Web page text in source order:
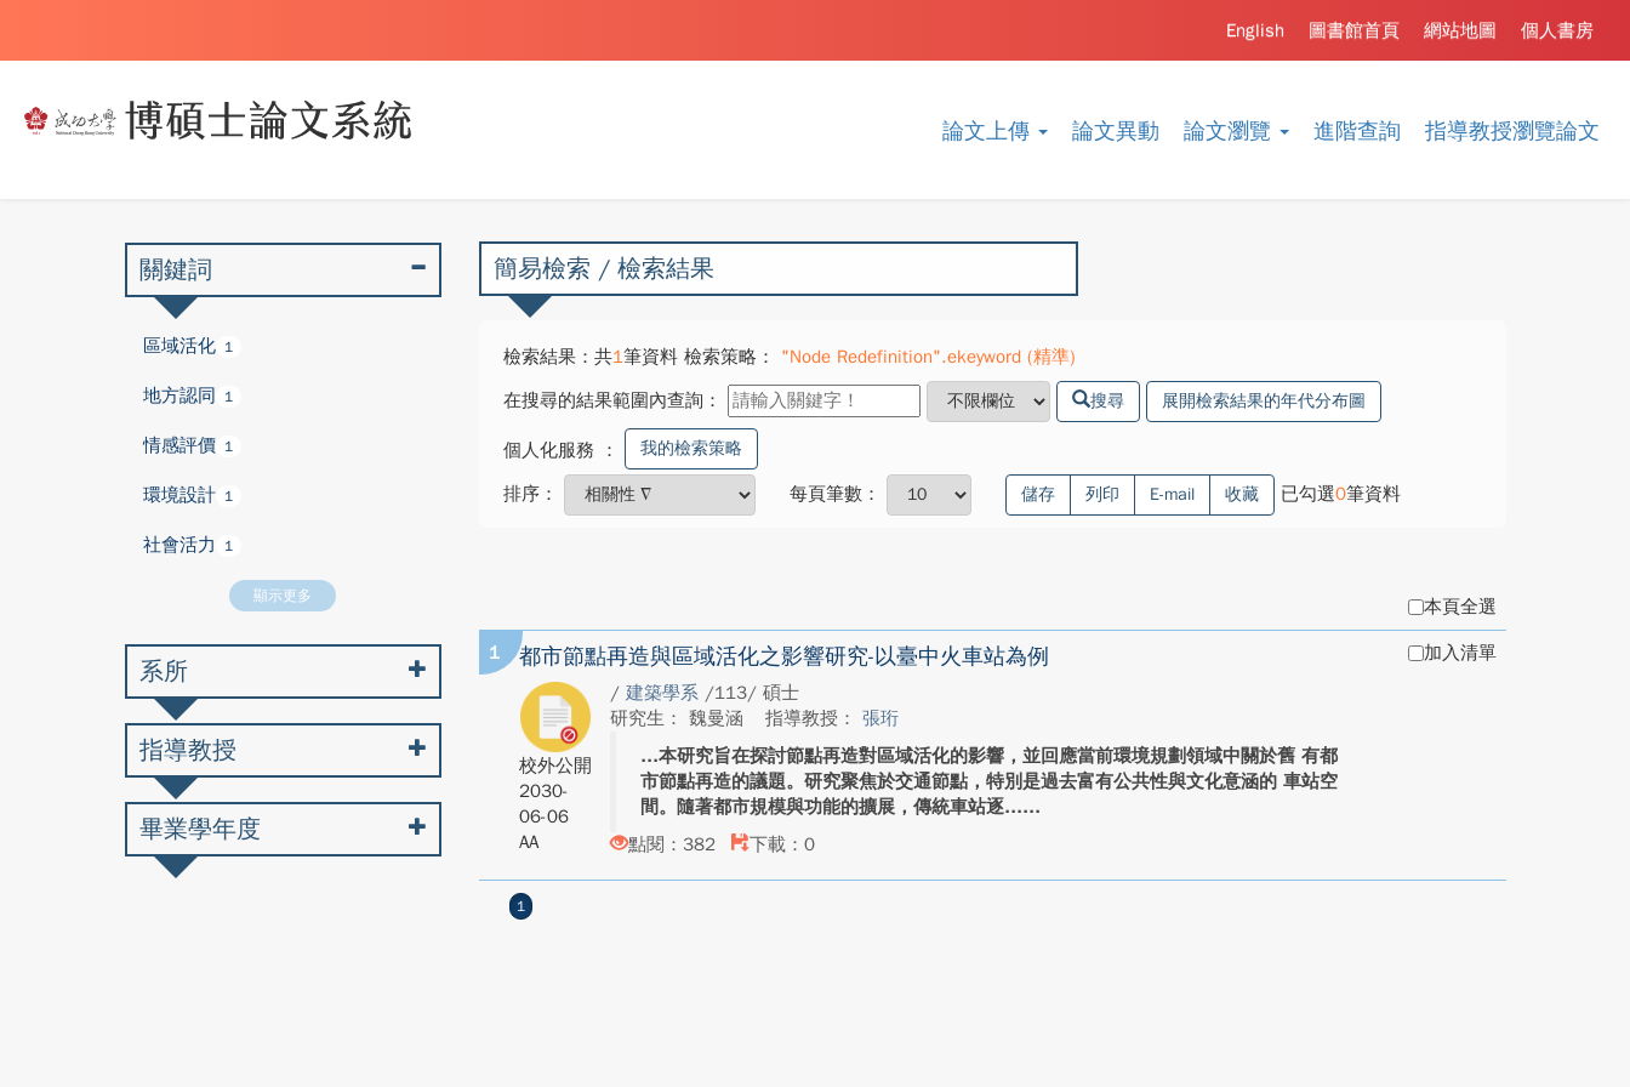
論文上傳 論文異動 論文瀏覽 進階查詢 指導教授瀏覽論文
個人書房
網站地圖
圖書館首頁
English
簡易檢索 / 檢索結果
檢索結果：共1筆資料 檢索策略：
"Node Redefinition".ekeyword (精準)
在搜尋的結果範圍內查詢：
搜尋 展開檢索結果的年代分布圖
個人化服務 ： 我的檢索策略
排序： 每頁筆數： 儲存 列印 E-mail 收藏 已勾選0筆資料
本頁全選
1 都市節點再造與區域活化之影響研究-以臺中火車站為例
校外公開
2030-
06-06
AA
/ 建築學系 /113/ 碩士
研究生： 魏曼涵
指導教授： 張珩
本研究旨在探討節點再造對區域活化的影響，並回應當前環境規劃領域中關於舊 有都
市節點再造的議題。研究聚焦於交通節點，特別是過去富有公共性與文化意涵的 車站空
間。隨著都市規模與功能的擴展，傳統車站逐...
點閱：382
下載：0
加入清單
1
關鍵詞
區域活化 1
地方認同 1
情感評價 1
環境設計 1
社會活力 1
顯示更多
系所
指導教授
畢業學年度